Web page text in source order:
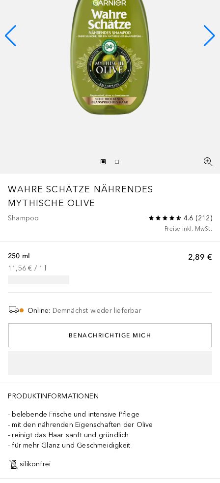
WAHRE SCHÄTZE NÄHRENDES
MYTHISCHE OLIVE
Shampoo 4.6 (212)
Preise inkl. MwSt.
2,89 €
250 ml
11,56 € / 1
Online: Demnächst wieder lieferbar
BENACHRICHTIGE MICH
PRODUKTINFORMATIONEN
belebende Frische und intensive Pflege
mit den nährenden Eigenschaften der Olive
reinigt das Haar sanft und gründlich
für mehr Glanz und Geschmeidigkeit
silikonfrei